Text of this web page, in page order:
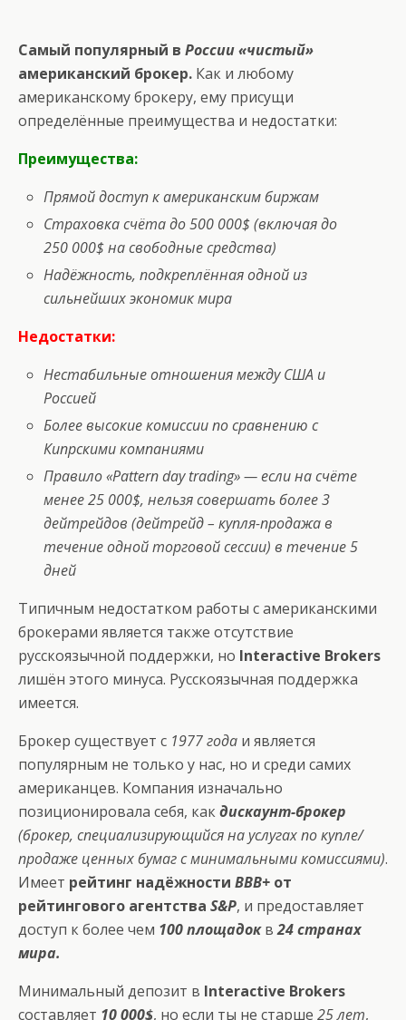
Самый популярный в России «чистый»
американский брокер. Как и любому
американскому брокеру, ему присущи
определённые преимущества и недостатки:
Преимущества:
Прямой доступ к американским биржам
Страховка счёта до 500 000$ (включая до
250 000$ на свободные средства)
Надёжность, подкреплённая одной из
сильнейших экономик мира
Недостатки:
Нестабильные отношения между США и
Россией
Более высокие комиссии по сравнению с
Кипрскими компаниями
Правило «Pattern day trading» — если на счёте
менее 25 000$, нельзя совершать более 3
дейтрейдов (дейтрейд – купля-продажа в
течение одной торговой сессии) в течение 5
дней
Типичным недостатком работы с американскими
брокерами является также отсутствие
русcкоязычной поддержки, но Interactive Brokers
лишён этого минуса. Русскоязычная поддержка
имеется.
Брокер существует с 1977 года и является
популярным не только у нас, но и среди самих
американцев. Компания изначально
позиционировала себя, какдискаунт-брокер
(брокер, специализирующийся на услугах по купле/
продаже ценных бумаг с минимальными комиссиями).
Имеет рейтинг надёжности BBB+ от
рейтингового агентства S&P, и предоставляет
доступ к более чем 100 площадокв24 странах
мира.
Минимальный депозит в Interactive Brokers
составляет 10 000$, но если ты не старше 25 лет,